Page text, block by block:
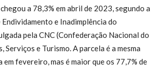
a 78,3% em abril de 2023, segundo a
Endividamento e Inadimplência do
pela CNC (Confederação Nacional do
Serviços e Turismo. A parcela é a mesma
fevereiro, mas é maior que os 77,7% de